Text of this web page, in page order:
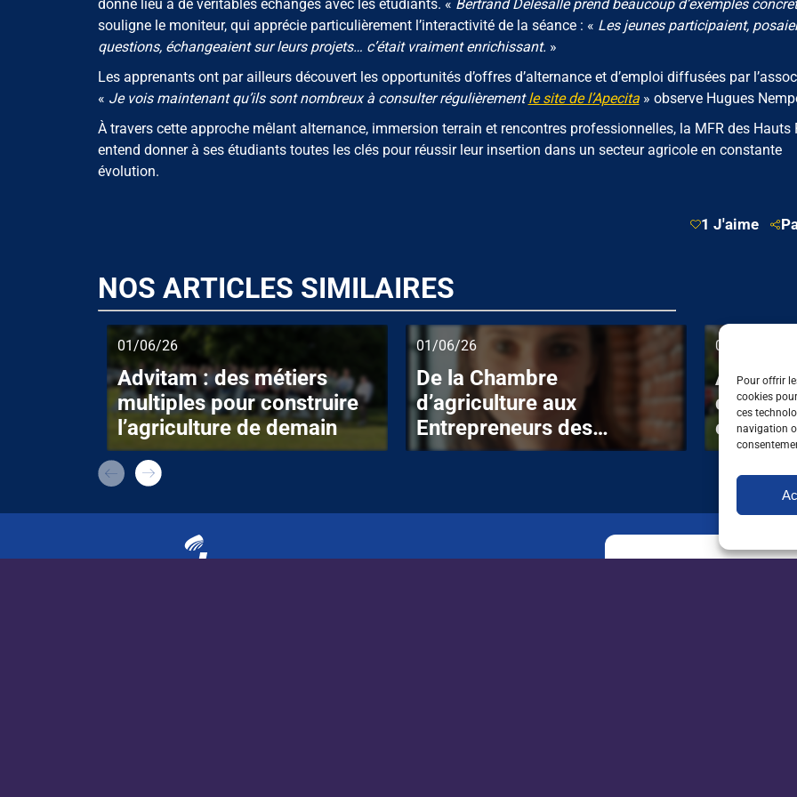
Pour offrir
cookies
ces
navigation
donné lieu à de véritables échanges avec les étudiants. « Bertrand Delesalle prend beaucoup d’exemples
souligne le moniteur, qui apprécie particulièrement l’interactivité de la séance : « Les jeunes participaient,
questions, échangeaient sur leurs projets… c’était vraiment enrichissant. »
Les apprenants ont par ailleurs découvert les opportunités d’offres d’alternance et d’emploi diffusées par
« Je vois maintenant qu’ils sont nombreux à consulter régulièrementle site de l’Apecita» observe Hugues
À travers cette approche mêlant alternance, immersion terrain et rencontres professionnelles, la MFR des Hauts
entend donner à ses étudiants toutes les clés pour réussir leur insertion dans un secteur agricole en constante
évolution.
1 J'aime
NOS ARTICLES SIMILAIRES
01/06/26
Advitam : des métiers
multiples pour construire
l’agriculture de demain
01/06/26
De la Chambre
d’agriculture aux
Entrepreneurs des
Territoires : le parcours de
01/06/26
Apecita